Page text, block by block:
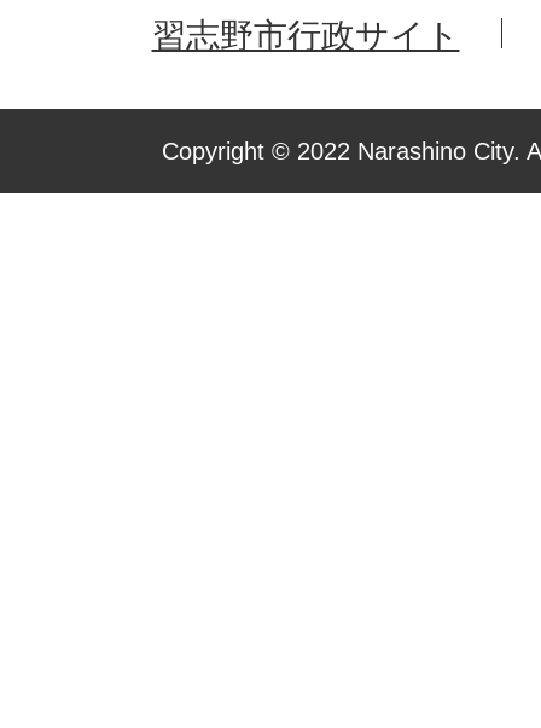
習志野市行政サイト
Copyright © 2022 Narashino City.